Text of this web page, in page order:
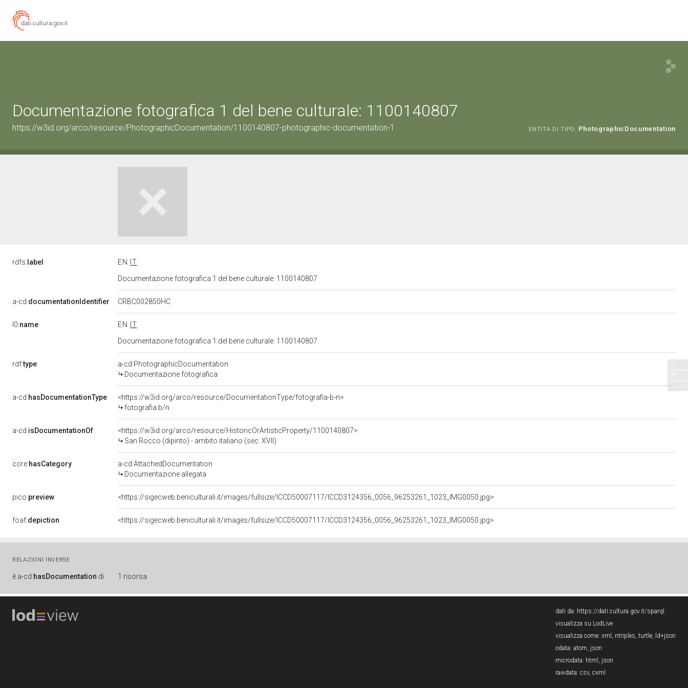
Documentazione fotografica 1 del bene culturale: 1100140807
https://w3id.org/arco/resource/PhotographicDocumentation/1100140807-photographic-documentation-1 ENTITÀ DI TIPO: PhotographicDocumentation
rdfs: label EN
IT
Documentazione fotografica 1 del bene culturale: 1100140807
a-cd:documentationIdentifier CRBC002850HC
l0:name EN
IT
Documentazione fotografica 1 del bene culturale: 1100140807
rdf:type
a-cd:PhotographicDocumentation
Documentazione fotografica
a-cd:hasDocumentationType
<https://w3id.org/arco/resource/DocumentationType/fotografia-b-n>
fotografia b/n
a-cd:isDocumentationOf
<https://w3id.org/arco/resource/HistoricOrArtisticProperty/1100140807>
San Rocco (dipinto) - ambito italiano (sec. XVII)
core:hasCategory
a-cd:AttachedDocumentation
Documentazione allegata
pico:preview <https://sigecweb.beniculturali.it/images/fullsize/ICCD50007117/ICCD3124356_0056_96253261_1023_IMG0050.jpg>
foaf:depiction <https://sigecweb.beniculturali.it/images/fullsize/ICCD50007117/ICCD3124356_0056_96253261_1023_IMG0050.jpg>
RELAZIONI INVERSE
è a-cd:hasDocumentation di 1 risorsa
dati da: https://dati.cultura.gov.it/sparql
visualizza su LodLive
visualizza come: xml , ntriples, turtle, ld+json
odata: atom, json
microdata: html , json
rawdata: csv, cxml